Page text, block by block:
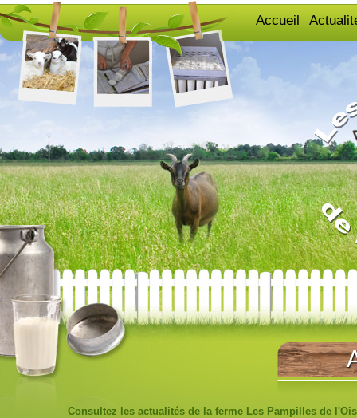
Accueil
Consultez les actualités de la ferme Les Pampilles de